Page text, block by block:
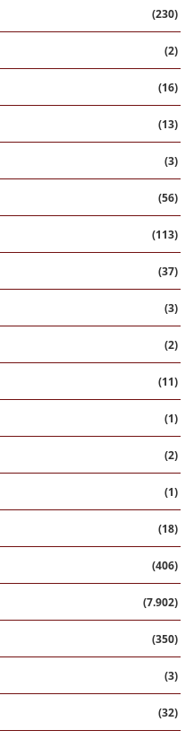
(230)
(2)
(16)
(13)
(3)
(56)
(113)
(37)
(3)
(2)
(11)
(1)
(2)
(1)
(18)
(406)
(7.902)
(350)
(3)
(32)